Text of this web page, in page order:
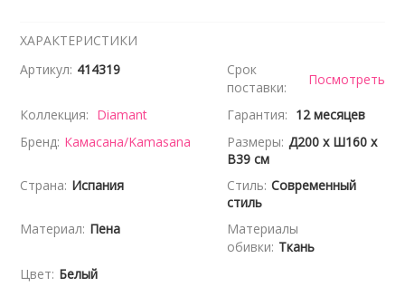
ХАРАКТЕРИСТИКИ
Артикул: 414319
Срок
поставки:
Посмотреть
Коллекция: Diamant Гарантия: 12 месяцев
Бренд: Камасана/Kamasana Размеры: Д200 x Ш160 x
В39 см
Страна: Испания Стиль: Современный
стиль
Материал: Пена
Материалы
обивки: Ткань
Цвет: Белый